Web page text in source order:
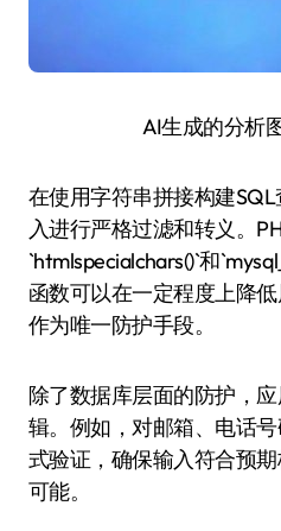
AI生成的分析
在使用字符串拼接构建
入进行严格过滤和转义。
`htmlspecialchars()`和
函数可以在一定程度上降
作为唯一防护手段。
除了数据库层面的防护，
辑。例如，对邮箱、电话
式验证，确保输入符合预
可能。